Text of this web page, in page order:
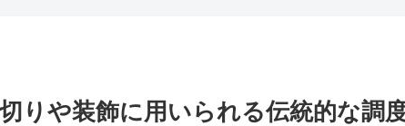
りや装飾に用いられる伝統的な調